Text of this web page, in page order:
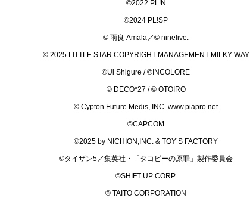
©2022 PL!N
©2024 PL!SP
© 雨良 Amala／© ninelive.
© 2025 LITTLE STAR COPYRIGHT MANAGEMENT MILKY WAY
©Ui Shigure / ©INCOLORE
© DECO*27 / © OTOIRO
© Cypton Future Medis, INC. www.piapro.net
©CAPCOM
©2025 by NICHION,INC. & TOY’S FACTORY
©タイザン5／集英社・「タコピーの原罪」製作委員会
©SHIFT UP CORP.
© TAITO CORPORATION